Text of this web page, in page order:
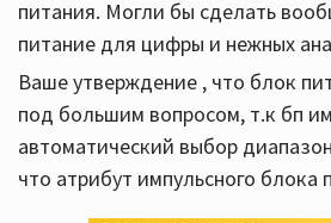
питания. Могли бы сделать
питание для цифры и нежных
Ваше утверждение , что блок
под большим вопросом, т.к бп
автоматический выбор
что атрибут импульсного блока